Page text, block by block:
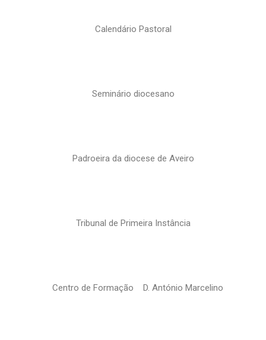
Calendário Pastoral
Seminário diocesano
Padroeira da diocese de Aveiro
Tribunal de Primeira Instância
Centro de Formação D. António Marcelino